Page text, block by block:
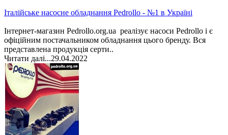
Італійське насосне обладнання Pedrollo - №1 в Україні
Інтернет-магазин Pedrollo.org.ua реалізує насоси Pedrollo і є
офіційним постачальником обладнання цього бренду. Вся
представлена продукція серти..
Читати далі...29.04.2022